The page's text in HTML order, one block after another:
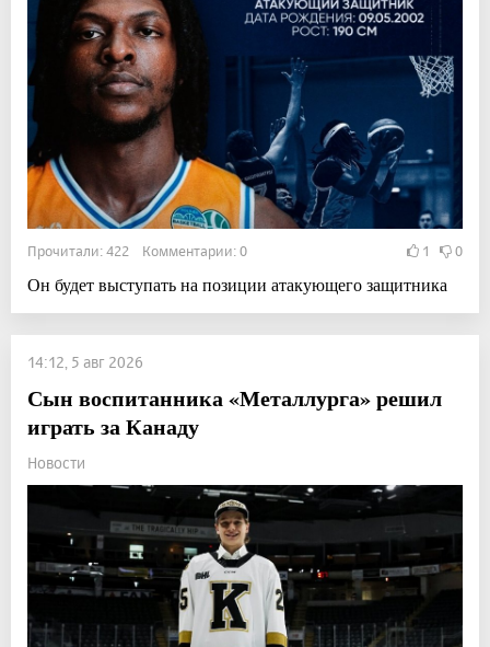
Прочитали: 422 Комментарии: 0 1 0
Он будет выступать на позиции атакующего защитника
14:12, 5 авг 2026
Сын воспитанника «Металлурга» решил
играть за Канаду
Новости